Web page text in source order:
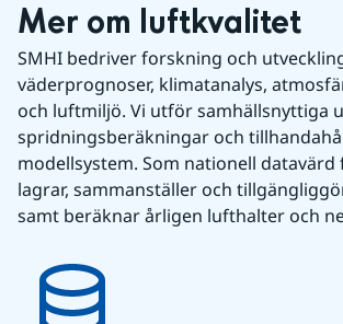
Mer om luftkvalitet
SMHI bedriver forskning och
väderprognoser, klimatanalys,
och luftmiljö. Vi utför samhällsnyttiga
spridningsberäkningar och
modellsystem. Som nationell
lagrar, sammanställer och
samt beräknar årligen lufthalter och